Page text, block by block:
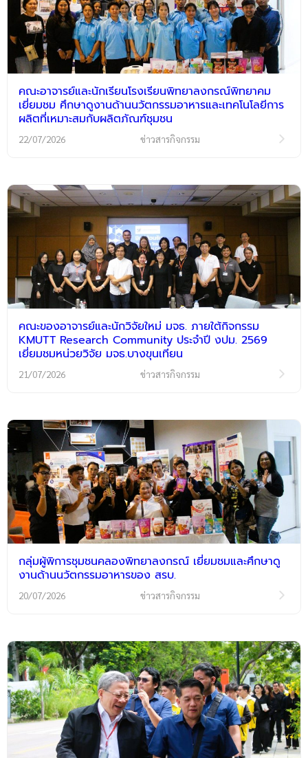
คณะอาจารย์และนักเรียนโรงเรียนพิทยาลงกรณ์พิทยาคม
เยี่ยมชม ศึกษาดูงานด้านนวัตกรรมอาหารและเทคโนโลยีการ
ผลิตที่เหมาะสมกับผลิตภัณฑ์ชุมชน
22/07/2026 ข่าวสารกิจกรรม
คณะของอาจารย์และนักวิจัยใหม่ มจธ. ภายใต้กิจกรรม
KMUTT Research Community ประจำปี งปม. 2569
เยี่ยมชมหน่วยวิจัย มจธ.บางขุนเทียน
21/07/2026 ข่าวสารกิจกรรม
กลุ่มผู้พิการชุมชนคลองพิทยาลงกรณ์ เยี่ยมชมและศึกษาดู
งานด้านนวัตกรรมอาหารของ สรบ.
20/07/2026 ข่าวสารกิจกรรม